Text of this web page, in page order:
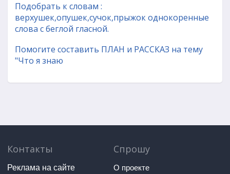
Подобрать к словам :
верхушек,опушек,сучок,прыжок однокоренные
слова с беглой гласной.
Помогите составить ПЛАН и РАССКАЗ на тему
"Что я знаю
Контакты
Реклама на сайте
Спрошу
О проекте